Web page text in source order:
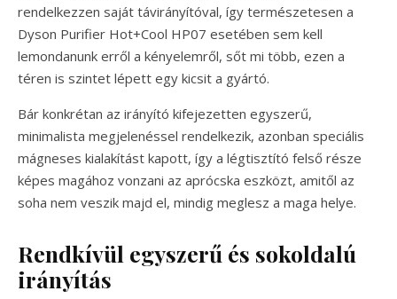
rendelkezzen saját távirányítóval, így természetesen a
Dyson Purifier Hot+Cool HP07 esetében sem kell
lemondanunk erről a kényelemről, sőt mi több, ezen a
téren is szintet lépett egy kicsit a gyártó.
Bár konkrétan az irányító kifejezetten egyszerű,
minimalista megjelenéssel rendelkezik, azonban speciális
mágneses kialakítást kapott, így a légtisztító felső része
képes magához vonzani az aprócska eszközt, amitől az
soha nem veszik majd el, mindig meglesz a maga helye.
Rendkívül egyszerű és sokoldalú
irányítás